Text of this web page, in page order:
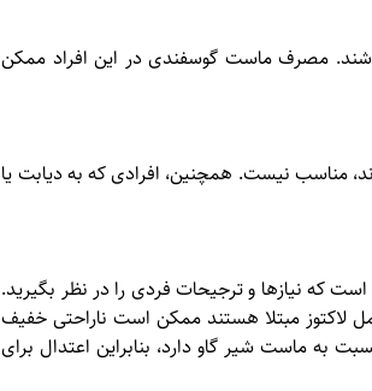
مصرف ماست گوسفندی در این افراد ممکن
مناسب نیست. همچنین، افرادی که به دیابت یا
که نیازها و ترجیحات فردی را در نظر بگیرید.
لاکتوز مبتلا هستند ممکن است ناراحتی خفیف
به ماست شیر ​​گاو دارد، بنابراین اعتدال برای